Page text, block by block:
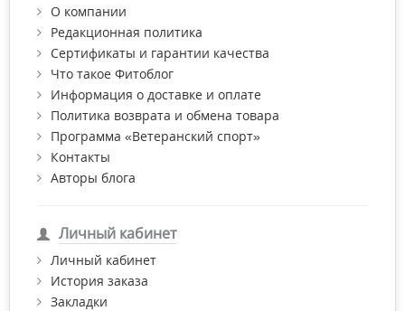
О компании
Редакционная политика
Сертификаты и гарантии качества
Что такое Фитоблог
Информация о доставке и оплате
Политика возврата и обмена товара
Программа «Ветеранский спорт»
Контакты
Авторы блога
Личный кабинет
Личный кабинет
История заказа
Закладки